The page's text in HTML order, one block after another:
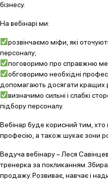
бізнесу.
На вебінарі ми:
розвінчаємо міфи, які
персоналу;
поговоримо про справжню
обговоримо необхідні
допомагають досягати кращих
визначимо сильні і слабкі
підбору персоналу.
Вебінар буде корисний тим, хто
професію, а також шукає зони
Ведуча вебінару – Леся
тренерка за покликанням.
продажу. Розвиває, навчає і